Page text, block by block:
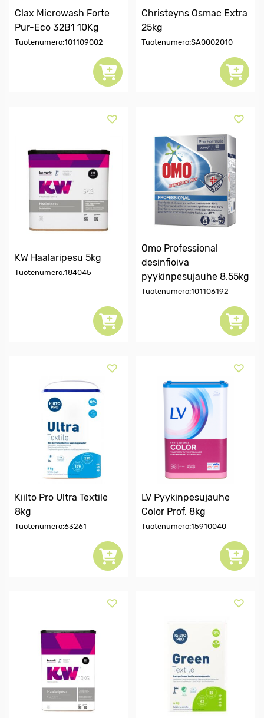
Clax Microwash Forte
Pur-Eco 32B1 10Kg
Tuotenumero:101109002
Christeyns Osmac Extra
25kg
Tuotenumero:SA0002010
KW Haalaripesu 5kg
Tuotenumero:184045
Omo Professional
desinfioiva
pyykinpesujauhe 8.55kg
Tuotenumero:101106192
Kiilto Pro Ultra Textile
8kg
Tuotenumero:63261
LV Pyykinpesujauhe
Color Prof. 8kg
Tuotenumero:15910040